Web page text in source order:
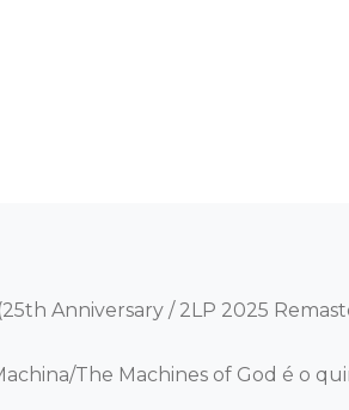
Anniversary / 2LP 2025
The Machines of God é o